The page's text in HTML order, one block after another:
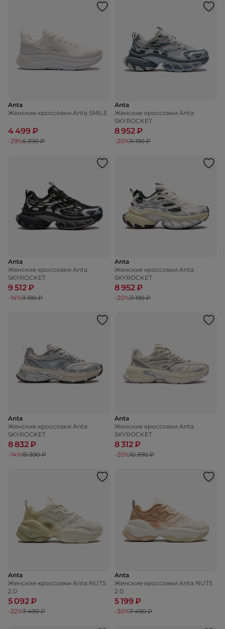
Anta
Женские кроссовки Anta SMILE
4 499 ₽
-29%6 390 ₽
Anta
Женские кроссовки Anta
SKYROCKET
8 952 ₽
-20%11 190 ₽
Anta
Женские кроссовки Anta
SKYROCKET
9 512 ₽
-14%11 190 ₽
Anta
Женские кроссовки Anta
SKYROCKET
8 952 ₽
-20%11 190 ₽
Anta
Женские кроссовки Anta
SKYROCKET
8 832 ₽
-14%10 390 ₽
Anta
Женские кроссовки Anta
SKYROCKET
8 312 ₽
-20%10 390 ₽
Anta
Женские кроссовки Anta NUTS
2.0
5 092 ₽
-32%7 490 ₽
Anta
Женские кроссовки Anta NUTS
2.0
5 199 ₽
-30%7 490 ₽